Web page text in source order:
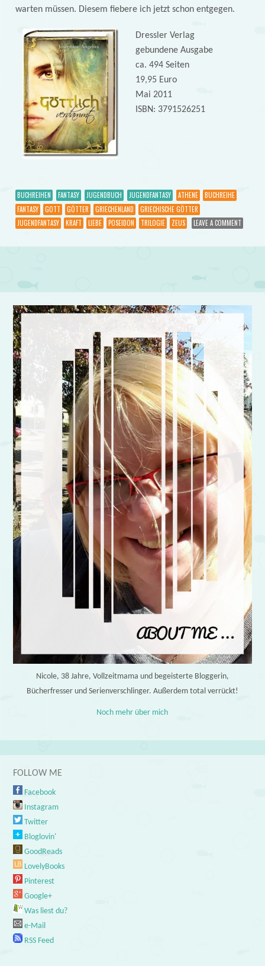
warten müssen. Diesem fiebere ich jetzt schon entgegen.
Dressler Verlag
gebundene Ausgabe
ca. 494 Seiten
19,95 Euro
Mai 2011
ISBN: 3791526251
BUCHREIHEN FANTASY JUGENDBUCH JUGENDFANTASY ATHENE
BUCHREIHE
FANTASY
GOTT GÖTTER GRIECHENLAND
GRIECHISCHE GÖTTER
JUGENDFANTASY
KRAFT LIEBE POSEIDON TRILOGIE ZEUS LEAVE A COMMENT
Post navigation
Nicole, 38 Jahre, Vollzeitmama und begeisterte Bloggerin,
Bücherfresser und Serienverschlinger. Außerdem total verrückt!
Noch mehr über mich
FOLLOW ME
Facebook
Instagram
Twitter
Bloglovin'
GoodReads
LovelyBooks
Pinterest
Google+
Was liest du?
e-Mail
RSS Feed